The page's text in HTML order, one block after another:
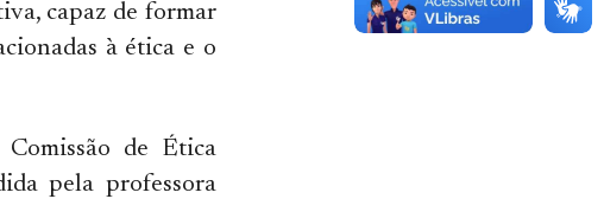
capaz de formar
à ética e o
de Ética
pela professora